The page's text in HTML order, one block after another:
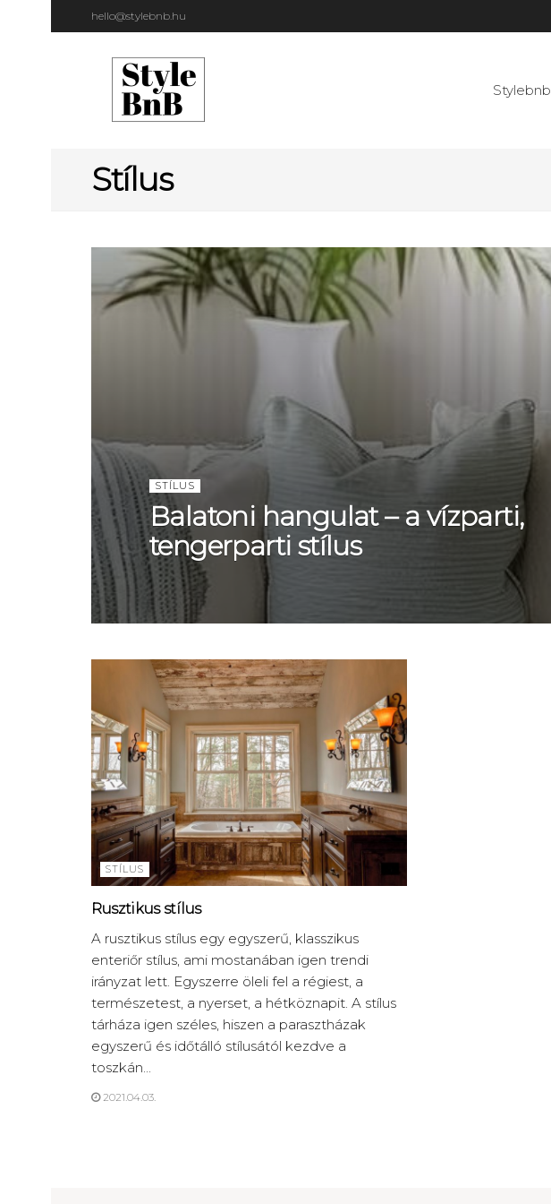
hello@stylebnb.hu
Stylebnb
Stílus
STÍLUS
Balatoni hangulat – a vízparti,
tengerparti stílus
STÍLUS
Rusztikus stílus
A rusztikus stílus egy egyszerű, klasszikus
enteriőr stílus, ami mostanában igen trendi
irányzat lett. Egyszerre öleli fel a régiest, a
természetest, a nyerset, a hétköznapit. A stílus
tárháza igen széles, hiszen a parasztházak
egyszerű és időtálló stílusától kezdve a
toszkán...
2021.04.03.